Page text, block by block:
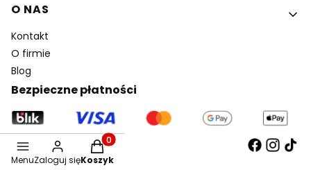
O NAS
Kontakt
O firmie
Blog
Bezpieczne płatności
MenuZaloguj się
Produkty w koszyku: 0. Zobacz szczegóły
Koszyk